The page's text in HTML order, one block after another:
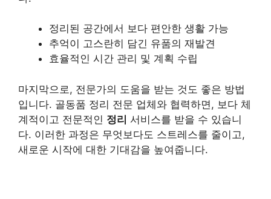
정리된 공간에서 보다 편안한 생활 가능
추억이 고스란히 담긴 유품의 재발견
효율적인 시간 관리 및 계획 수립
마지막으로, 전문가의 도움을 받는 것도 좋은 방법
입니다. 골동품 정리 전문 업체와 협력하면, 보다 체
계적이고 전문적인 정리 서비스를 받을 수 있습니
다. 이러한 과정은 무엇보다도 스트레스를 줄이고,
새로운 시작에 대한 기대감을 높여줍니다.